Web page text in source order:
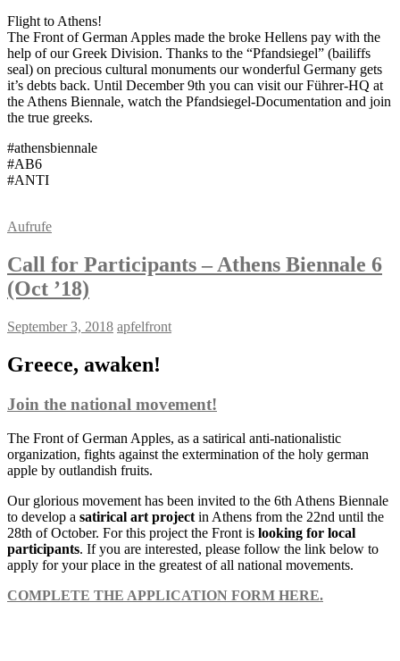
Flight to Athens!
The Front of German Apples made the broke Hellens pay with the
help of our Greek Division. Thanks to the “Pfandsiegel” (bailiffs
seal) on precious cultural monuments our wonderful Germany gets
it’s debts back. Until December 9th you can visit our Führer-HQ at
the Athens Biennale, watch the Pfandsiegel-Documentation and join
the true greeks.
#athensbiennale
#AB6
#ANTI
Aufrufe
Call for Participants – Athens Biennale 6
(Oct ’18)
September 3, 2018 apfelfront
Greece, awaken!
Join the national movement!
The Front of German Apples, as a satirical anti-nationalistic
organization, fights against the extermination of the holy german
apple by outlandish fruits.
Our glorious movement has been invited to the 6th Athens Biennale
to develop a satirical art projectin Athens from the 22nd until the
28th of October. For this project the Front is looking for local
participants. If you are interested, please follow the link below to
apply for your place in the greatest of all national movements.
COMPLETE THE APPLICATION FORM HERE.